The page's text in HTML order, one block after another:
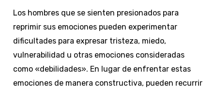
Los hombres que se sienten presionados para
reprimir sus emociones pueden experimentar
dificultades para expresar tristeza, miedo,
vulnerabilidad u otras emociones consideradas
como «debilidades». En lugar de enfrentar estas
emociones de manera constructiva, pueden recurrir